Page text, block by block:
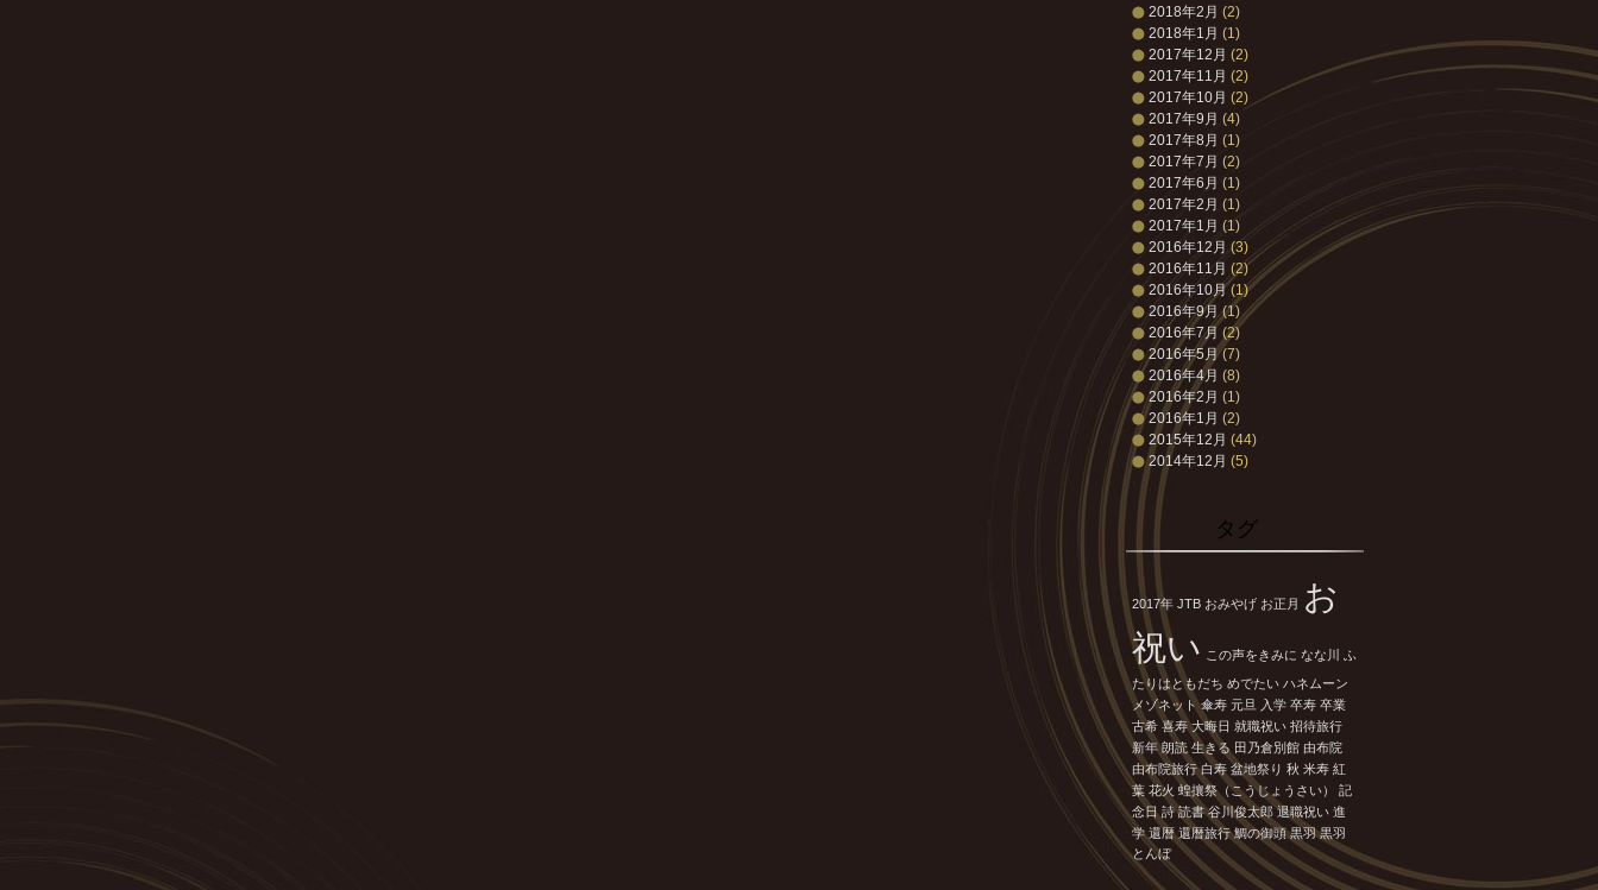
2018年2月 (2)
2018年1月 (1)
2017年12月 (2)
2017年11月 (2)
2017年10月 (2)
2017年9月 (4)
2017年8月 (1)
2017年7月 (2)
2017年6月 (1)
2017年2月 (1)
2017年1月 (1)
2016年12月 (3)
2016年11月 (2)
2016年10月(1)
2016年9月 (1)
2016年7月 (2)
2016年5月(7)
2016年4月 (8)
2016年2月 (1)
2016年1月 (2)
2015年12月 (44)
2014年12月 (5)
タグ
2017年 JTB おみやげ お正月 お
祝い この声をきみに なな川 ふ
たりはともだち めでたい ハネムーン
メゾネット 傘寿 元旦 入学 卒寿 卒業
古希 喜寿 大晦日 就職祝い 招待旅行
新年 朗読 生きる 田乃倉別館 由布院
由布院旅行 白寿 盆地祭り 秋 米寿 紅
葉 花火 蝗攘祭（こうじょうさい）
記
念日 詩 読書 谷川俊太郎 退職祝い 進
学 還暦 還暦旅行 鯛の御頭 黒羽 黒羽
とんぼ